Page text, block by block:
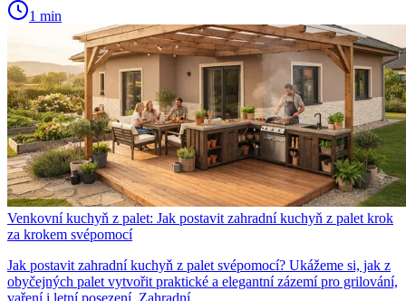
1 min
Venkovní kuchyň z palet: Jak postavit zahradní kuchyň z palet krok
za krokem svépomocí
Jak postavit zahradní kuchyň z palet svépomocí? Ukážeme si, jak z
obyčejných palet vytvořit praktické a elegantní zázemí pro grilování,